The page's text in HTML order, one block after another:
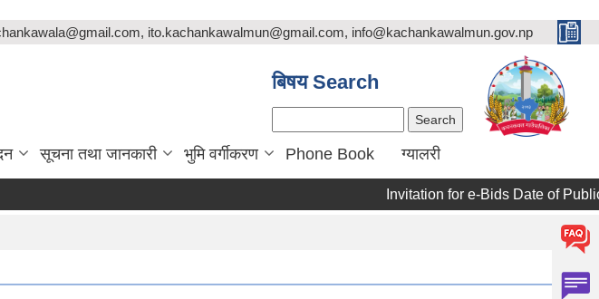
ito.kachankawalmun@gmail.com, info@kachankawalmun.gov.np
बिषय Search
सूचना तथा जानकारी भुमि वर्गीकरण Phone Book ग्यालरी
Invitation for e-Bids Date of